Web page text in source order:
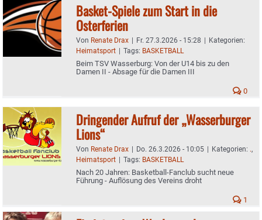
Basket-Spiele zum Start in die
Osterferien
Von Renate Drax | Fr. 27.3.2026 - 15:28 | Kategorien:
Heimatsport | Tags: BASKETBALL
Beim TSV Wasserburg: Von der U14 bis zu den
Damen II - Absage für die Damen III
0
Dringender Aufruf der „Wasserburger
Lions“
Von Renate Drax | Do. 26.3.2026 - 10:05 | Kategorien: .,
Heimatsport | Tags: BASKETBALL
Nach 20 Jahren: Basketball-Fanclub sucht neue
Führung - Auflösung des Vereins droht
1